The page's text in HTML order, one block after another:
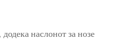
наслонот за нозе